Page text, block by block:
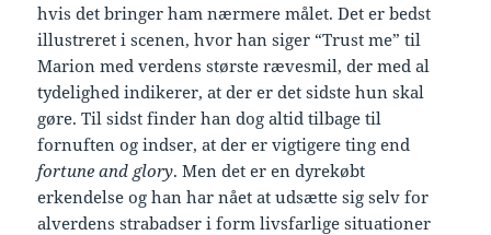
hvis det bringer ham nærmere målet. Det er bedst
illustreret i scenen, hvor han siger “Trust me” til
Marion med verdens største rævesmil, der med al
tydelighed indikerer, at der er det sidste hun skal
gøre. Til sidst finder han dog altid tilbage til
fornuften og indser, at der er vigtigere ting end
fortune and glory. Men det er en dyrekøbt
erkendelse og han har nået at udsætte sig selv for
alverdens strabadser i form livsfarlige situationer